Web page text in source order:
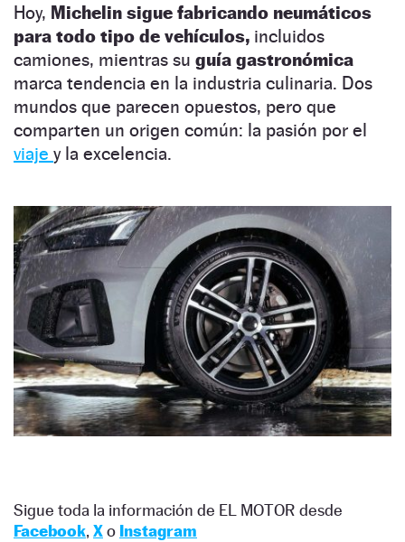
Hoy, Michelin sigue fabricando neumáticos
para todo tipo de vehículos, incluidos
camiones, mientras su guía gastronómica
marca tendencia en la industria culinaria. Dos
mundos que parecen opuestos, pero que
comparten un origen común: la pasión por el
viaje y la excelencia.
Sigue toda la información de EL MOTOR desde
Facebook, Xo Instagram